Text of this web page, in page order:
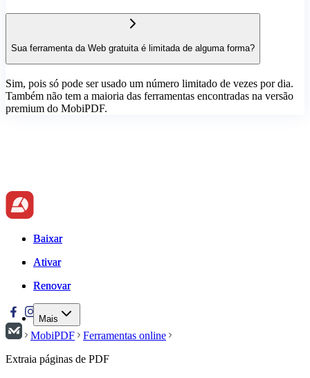
Sua ferramenta da Web gratuita é limitada de alguma forma?
Sim, pois só pode ser usado um número limitado de vezes por dia.
Também não tem a maioria das ferramentas encontradas na versão
premium do MobiPDF.
Baixar
Ativar
Renovar
Mais
Baixar
Ativar
Renovar
MobiPDF
Ferramentas online
Extraia páginas de PDF